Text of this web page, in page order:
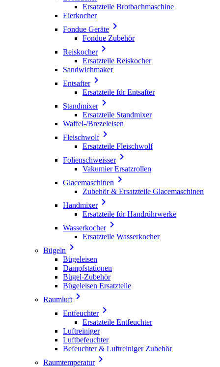
Ersatzteile Brotbachmaschine
Eierkocher
Fondue Geräte 
Fondue Zubehör
Reiskocher
Ersatzteile Reiskocher
Sandwichmaker
Entsafter
Ersatzteile für Entsafter
Standmixer
Ersatzteile Standmixer
Waffel-/Brezeleisen
Fleischwolf
Ersatzteile Fleischwolf
Folienschweisser
Vakumier Ersatzrollen
Glacemaschinen 
Zubehör & Ersatzteile Glacemaschinen
Handmixer
Ersatzteile für Handrührwerke
Wasserkocher
Ersatzteile Wasserkocher
Bügeln 
Bügeleisen
Dampfstationen
Bügel-Zubehör
Bügeleisen Ersatzteile
Raumluft 
Entfeuchter
Ersatzteile Entfeuchter
Luftreiniger
Luftbefeuchter
Befeuchter & Luftreiniger Zubehör
Raumtemperatur